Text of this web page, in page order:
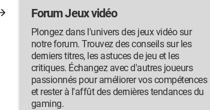
Forum Jeux vidéo
Plongez dans l'univers des jeux vidéo sur
notre forum. Trouvez des conseils sur les
derniers titres, les astuces de jeu et les
critiques. Échangez avec d'autres joueurs
passionnés pour améliorer vos compétences
et rester à l'affût des dernières tendances du
gaming.